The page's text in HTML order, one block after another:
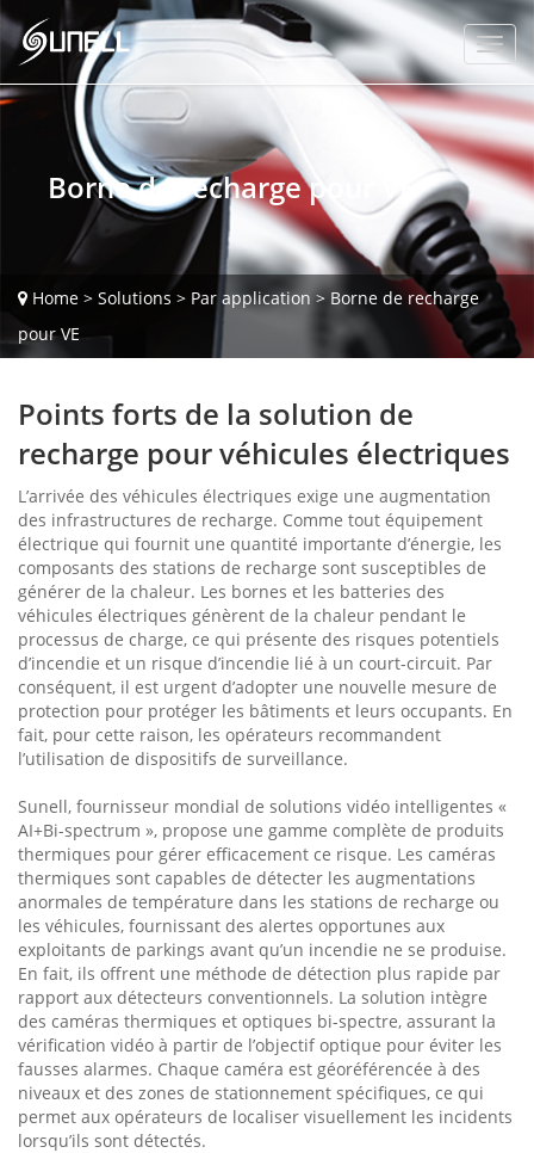
Home > Solutions > Par application > Borne de recharge
pour VE
Borne de recharge pour VE
Points forts de la solution de
recharge pour véhicules électriques
L’arrivée des véhicules électriques exige une augmentation
des infrastructures de recharge. Comme tout équipement
électrique qui fournit une quantité importante d’énergie, les
composants des stations de recharge sont susceptibles de
générer de la chaleur. Les bornes et les batteries des
véhicules électriques génèrent de la chaleur pendant le
processus de charge, ce qui présente des risques potentiels
d’incendie et un risque d’incendie lié à un court-circuit. Par
conséquent, il est urgent d’adopter une nouvelle mesure de
protection pour protéger les bâtiments et leurs occupants. En
fait, pour cette raison, les opérateurs recommandent
l’utilisation de dispositifs de surveillance.
Sunell, fournisseur mondial de solutions vidéo intelligentes «
AI+Bi-spectrum », propose une gamme complète de produits
thermiques pour gérer efficacement ce risque. Les caméras
thermiques sont capables de détecter les augmentations
anormales de température dans les stations de recharge ou
les véhicules, fournissant des alertes opportunes aux
exploitants de parkings avant qu’un incendie ne se produise.
En fait, ils offrent une méthode de détection plus rapide par
rapport aux détecteurs conventionnels. La solution intègre
des caméras thermiques et optiques bi-spectre, assurant la
vérification vidéo à partir de l’objectif optique pour éviter les
fausses alarmes. Chaque caméra est géoréférencée à des
niveaux et des zones de stationnement spécifiques, ce qui
permet aux opérateurs de localiser visuellement les incidents
lorsqu’ils sont détectés.